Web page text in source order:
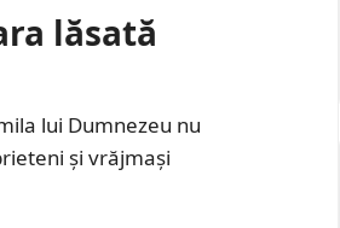
lăsată
lui Dumnezeu nu
și vrăjmași